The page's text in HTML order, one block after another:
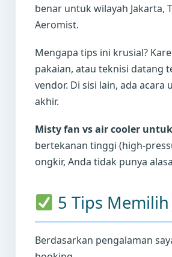
benar untuk wilayah Jakarta,
Aeromist.
Mengapa tips ini krusial?
pakaian, atau teknisi datang
vendor. Di sisi lain, ada
akhir.
Misty fan vs air cooler
bertekanan tinggi (high-
ongkir, Anda tidak punya
5 Tips Memilih
Berdasarkan pengalaman